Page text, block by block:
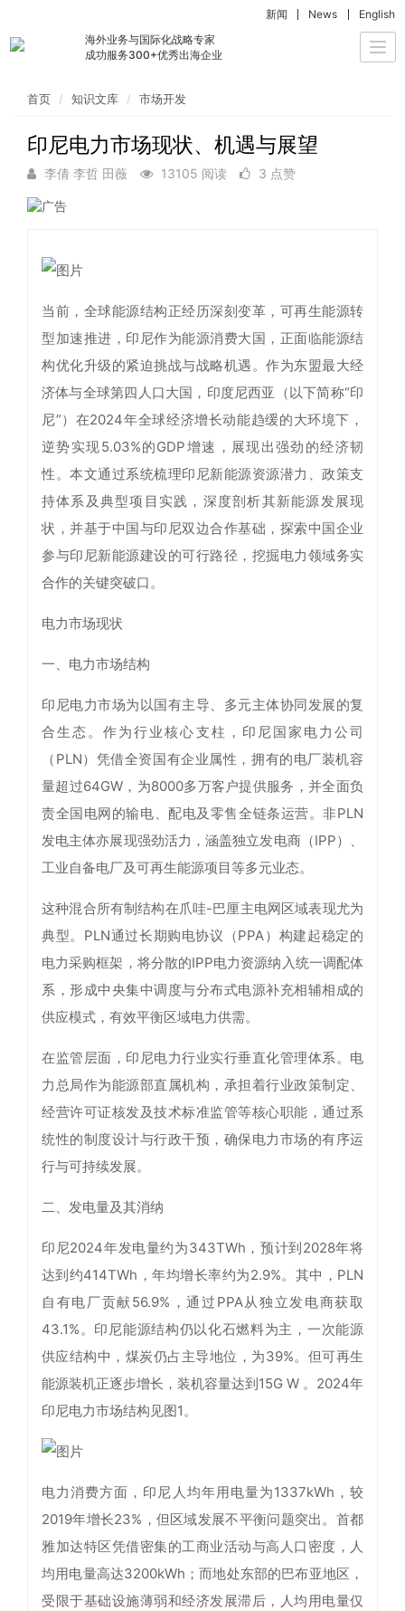
海外业务与国际化战略专家
成功服务300+优秀出海企业
新闻 News English
首页 知识文库 市场开发
印尼电力市场现状、机遇与展望
李倩 李哲 田薇 13105 阅读 3 点赞
当前，全球能源结构正经历深刻变革，可再生能源转
型加速推进，印尼作为能源消费大国，正面临能源结
构优化升级的紧迫挑战与战略机遇。作为东盟最大经
济体与全球第四人口大国，印度尼西亚（以下简称“印
尼”）在2024年全球经济增长动能趋缓的大环境下，
逆势实现5.03%的GDP增速，展现出强劲的经济韧
性。本文通过系统梳理印尼新能源资源潜力、政策支
持体系及典型项目实践，深度剖析其新能源发展现
状，并基于中国与印尼双边合作基础，探索中国企业
参与印尼新能源建设的可行路径，挖掘电力领域务实
合作的关键突破口。
电力市场现状
一、电力市场结构
印尼电力市场为以国有主导、多元主体协同发展的复
合生态。作为行业核心支柱，印尼国家电力公司
（PLN）凭借全资国有企业属性，拥有的电厂装机容
量超过64GW，为8000多万客户提供服务，并全面负
责全国电网的输电、配电及零售全链条运营。非PLN
发电主体亦展现强劲活力，涵盖独立发电商（IPP）、
工业自备电厂及可再生能源项目等多元业态。
这种混合所有制结构在爪哇-巴厘主电网区域表现尤为
典型。PLN通过长期购电协议（PPA）构建起稳定的
电力采购框架，将分散的IPP电力资源纳入统一调配体
系，形成中央集中调度与分布式电源补充相辅相成的
供应模式，有效平衡区域电力供需。
在监管层面，印尼电力行业实行垂直化管理体系。电
力总局作为能源部直属机构，承担着行业政策制定、
经营许可证核发及技术标准监管等核心职能，通过系
统性的制度设计与行政干预，确保电力市场的有序运
行与可持续发展。
二、发电量及其消纳
印尼2024年发电量约为343TWh，预计到2028年将
达到约414TWh，年均增长率约为2.9%。其中，PLN
自有电厂贡献56.9%，通过PPA从独立发电商获取
43.1%。印尼能源结构仍以化石燃料为主，一次能源
供应结构中，煤炭仍占主导地位，为39%。但可再生
能源装机正逐步增长，装机容量达到15G W 。2024年
印尼电力市场结构见图1。
电力消费方面，印尼人均年用电量为1337kWh，较
2019年增长23%，但区域发展不平衡问题突出。首都
雅加达特区凭借密集的工商业活动与高人口密度，人
均用电量高达3200kWh；而地处东部的巴布亚地区，
受限于基础设施薄弱和经济发展滞后，人均用电量仅